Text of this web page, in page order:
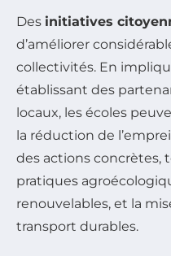
Des initiatives
d’améliorer
collectivités. En
établissant des
locaux, les écoles
la réduction de
des actions concrètes,
pratiques
renouvelables, et la
transport durables.